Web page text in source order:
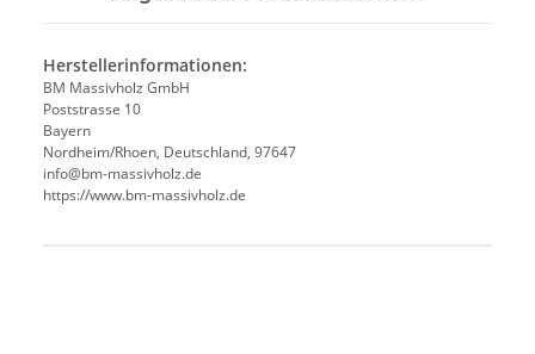
Herstellerinformationen:
BM Massivholz GmbH
Poststrasse 10
Bayern
Nordheim/Rhoen, Deutschland, 97647
info@bm-massivholz.de
https://www.bm-massivholz.de